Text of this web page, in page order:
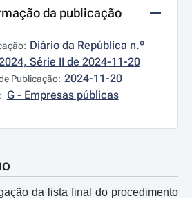
da publicação
Diário da República n.º
Série II de 2024-11-20
Publicação: 2024-11-20
G - Empresas públicas
da lista final do procedimento